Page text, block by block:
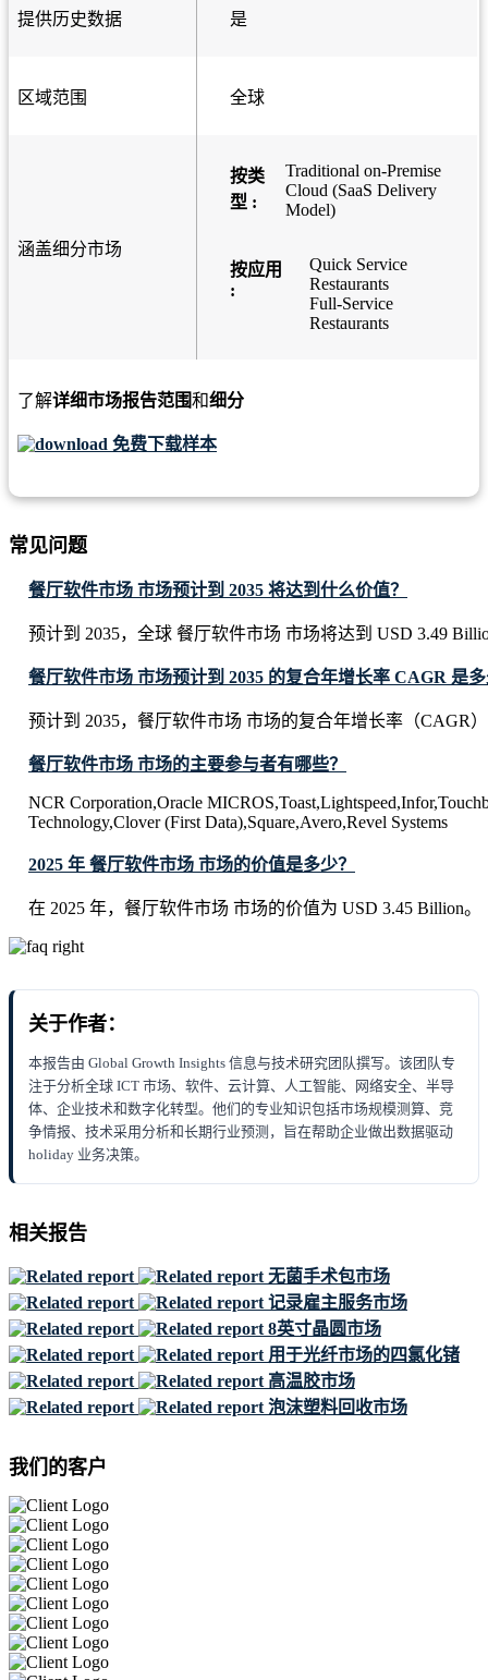
提供历史数据 是
区域范围 全球
涵盖细分市场
按类
型 :
Traditional on-Premise
Cloud (SaaS Delivery
Model)
按应用
:
Quick Service
Restaurants
Full-Service
Restaurants
了解详细市场报告范围和细分
免费下载样本
常见问题
餐厅软件市场 市场预计到 2035 将达到什么价值？
预计到 2035，全球 餐厅软件市场 市场将达到 USD 3.49
餐厅软件市场 市场预计到 2035 的复合年增长率 CAGR 是
预计到 2035，餐厅软件市场 市场的复合年增长率（CAGR
餐厅软件市场 市场的主要参与者有哪些？
NCR Corporation,Oracle
Technology,Clover (First Data),Square,Avero,Revel Systems
2025 年 餐厅软件市场 市场的价值是多少？
在 2025 年，餐厅软件市场 市场的价值为 USD 3.45 Billion。
关于作者：
本报告由 Global Growth Insights 信息与技术研究团队撰写。该团队专
注于分析全球 ICT 市场、软件、云计算、人工智能、网络安全、半导
体、企业技术和数字化转型。他们的专业知识包括市场规模测算、竞
争情报、技术采用分析和长期行业预测，旨在帮助企业做出数据驱动
holiday 业务决策。
相关报告
无菌手术包市场
记录雇主服务市场
8英寸晶圆市场
用于光纤市场的四氯化锗
高温胶市场
泡沫塑料回收市场
我们的客户